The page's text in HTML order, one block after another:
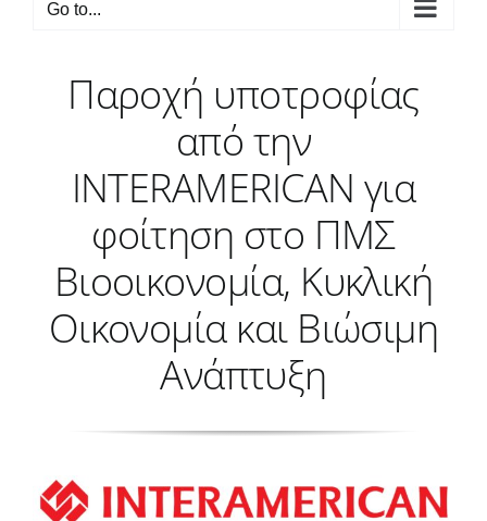
Go to...
Παροχή υποτροφίας
από την
ΙΝΤΕRΑΜΕRΙCΑΝ για
φοίτηση στο ΠΜΣ
Βιοοικονομία, Κυκλική
Οικονομία και Βιώσιμη
Ανάπτυξη